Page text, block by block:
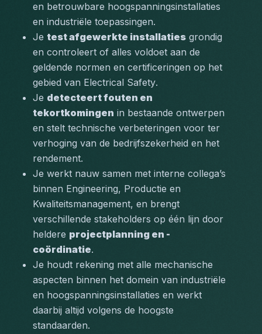
en betrouwbare hoogspanningsinstallaties
en industriële toepassingen.
Je test afgewerkte installaties grondig
en controleert of alles voldoet aan de
geldende normen en certificeringen op het
gebied van Electrical Safety.
Je detecteert fouten en
tekortkomingen in bestaande ontwerpen
en stelt technische verbeteringen voor ter
verhoging van de bedrijfszekerheid en het
rendement.
Je werkt nauw samen met interne collega’s
binnen Engineering, Productie en
Kwaliteitsmanagement, en brengt
verschillende stakeholders op één lijn door
heldere projectplanning en -
coördinatie.
Je houdt rekening met alle mechanische
aspecten binnen het domein van industriële
en hoogspanningsinstallaties en werkt
daarbij altijd volgens de hoogste
standaarden.